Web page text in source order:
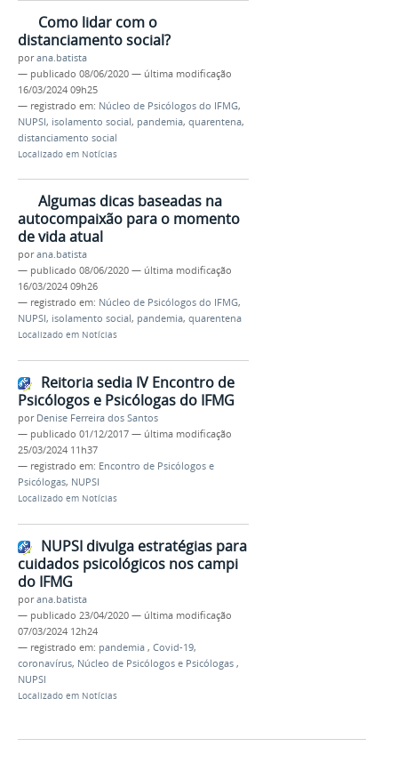
Como lidar com o
distanciamento social?
porana.batista
— publicado 08/06/2020 — última modificação
16/03/2024 09h25
— registrado em: Núcleo de Psicólogos do IFMG,
NUPSI, isolamento social, pandemia, quarentena,
distanciamento social
Localizado em Notícias
Algumas dicas baseadas na
autocompaixão para o momento
de vida atual
porana.batista
— publicado 08/06/2020 — última modificação
16/03/2024 09h26
— registrado em: Núcleo de Psicólogos do IFMG,
NUPSI, isolamento social, pandemia, quarentena
Localizado em Notícias
Reitoria sedia IV Encontro de
Psicólogos e Psicólogas do IFMG
por Denise Ferreira dos Santos
— publicado 01/12/2017 — última modificação
25/03/2024 11h37
— registrado em: Encontro de Psicólogos e
Psicólogas, NUPSI
Localizado em Notícias
NUPSI divulga estratégias para
cuidados psicológicos nos campi
do IFMG
porana.batista
— publicado 23/04/2020 — última modificação
07/03/2024 12h24
— registrado em: pandemia , Covid-19,
coronavírus, Núcleo de Psicólogos e Psicólogas ,
NUPSI
Localizado em Notícias